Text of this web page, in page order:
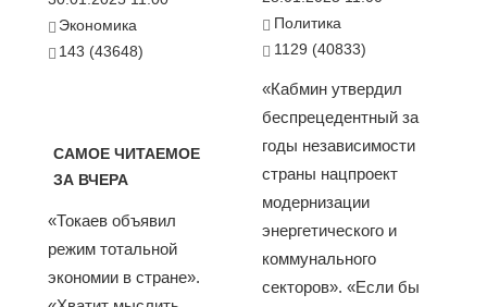
Экономика
143 (43648)
САМОЕ ЧИТАЕМОЕ
ЗА ВЧЕРА
«Токаев объявил
режим тотальной
экономии в стране».
Политика
1129 (40833)
«Кабмин утвердил
беспрецедентный за
годы независимости
страны нацпроект
модернизации
энергетического и
коммунального
секторов». «Если бы